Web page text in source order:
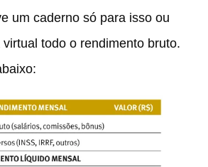
um caderno só para isso ou
todo o rendimento bruto.